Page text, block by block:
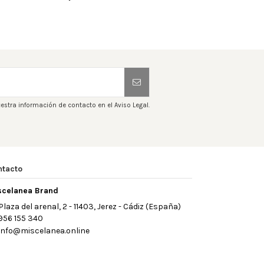
información de contacto en el Aviso Legal.
Brand
del arenal, 2 - 11403, Jerez - Cádiz (España)
155 340